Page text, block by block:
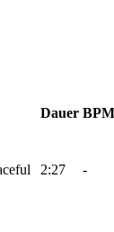
Dauer BPM
2:27 -